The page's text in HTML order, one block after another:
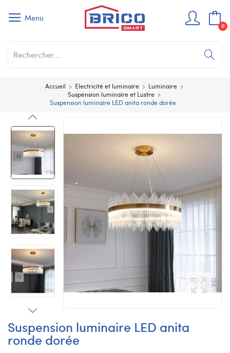
Menu
0
Accueil Electricité et luminaire
Luminaire
Suspension luminaire et Lustre
Suspension luminaire LED anita ronde dorée
Suspension luminaire LED anita
ronde dorée